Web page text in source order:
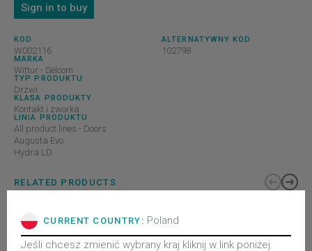
Sign in to buy
KOD
W002116
MARKA
Wittur - Selcom
TYP PRODUKTU
Drzwi
KLASA PRODUKTY
Kontakt i zworka
LINIA PRODUKTU
All product lines - Doors
Augusta Evo
Hydra LD
ALTERNATYWNY KOD
102798
RELATED PRODUCTS
CURRENT COUNTRY: Poland
Jeśli chcesz zmienić wybrany kraj kliknij w link poniżej.